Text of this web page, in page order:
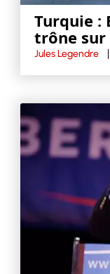
Turquie :
trône sur
Jules Legendre